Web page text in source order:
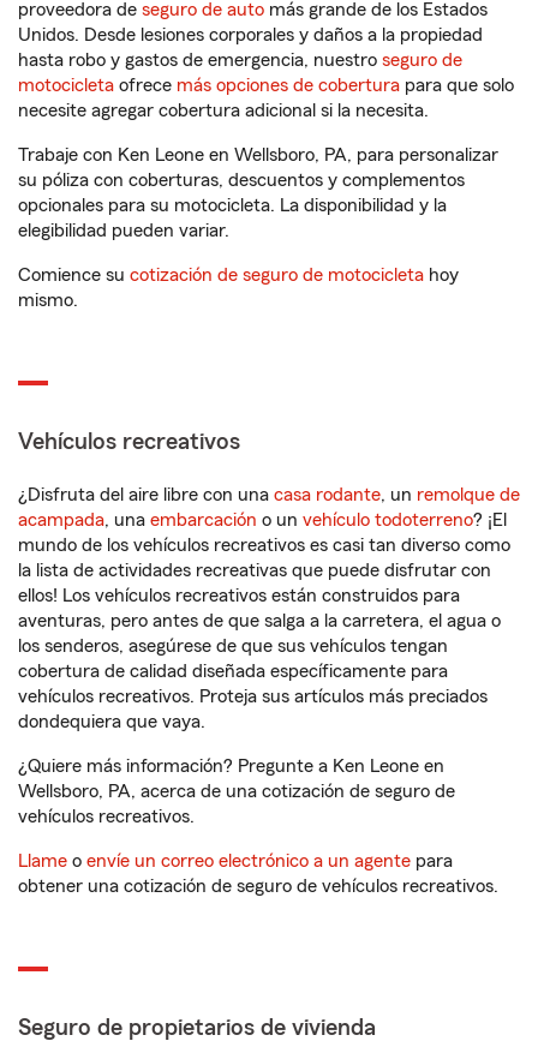
proveedora de seguro de auto más grande de los Estados
Unidos. Desde lesiones corporales y daños a la propiedad
hasta robo y gastos de emergencia, nuestro seguro de
motocicleta ofrece más opciones de cobertura para que solo
necesite agregar cobertura adicional si la necesita.
Trabaje con Ken Leone en Wellsboro, PA, para personalizar
su póliza con coberturas, descuentos y complementos
opcionales para su motocicleta. La disponibilidad y la
elegibilidad pueden variar.
Comience su cotización de seguro de motocicleta hoy
mismo.
Vehículos recreativos
¿Disfruta del aire libre con una casa rodante, un remolque de
acampada, una embarcación o un vehículo todoterreno? ¡El
mundo de los vehículos recreativos es casi tan diverso como
la lista de actividades recreativas que puede disfrutar con
ellos! Los vehículos recreativos están construidos para
aventuras, pero antes de que salga a la carretera, el agua o
los senderos, asegúrese de que sus vehículos tengan
cobertura de calidad diseñada específicamente para
vehículos recreativos. Proteja sus artículos más preciados
dondequiera que vaya.
¿Quiere más información? Pregunte a Ken Leone en
Wellsboro, PA, acerca de una cotización de seguro de
vehículos recreativos.
Llame o envíe un correo electrónico a un agente para
obtener una cotización de seguro de vehículos recreativos.
Seguro de propietarios de vivienda